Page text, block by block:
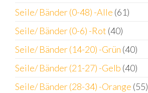
Seile/ Bänder (0-48) -Alle (61)
Seile/ Bänder (0-6) -Rot (40)
Seile/ Bänder (14-20) -Grün (40)
Seile/ Bänder (21-27) -Gelb (40)
Seile/ Bänder (28-34) -Orange (55)